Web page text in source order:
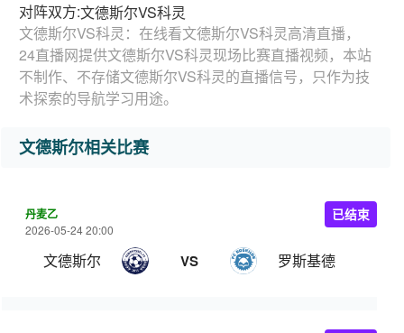
对阵双方:文德斯尔VS科灵
文德斯尔VS科灵：在线看文德斯尔VS科灵高清直播，
24直播网提供文德斯尔VS科灵现场比赛直播视频，本站
不制作、不存储文德斯尔VS科灵的直播信号，只作为技
术探索的导航学习用途。
文德斯尔相关比赛
丹麦乙
2026-05-24 20:00
文德斯尔 VS 罗斯基德
已结束